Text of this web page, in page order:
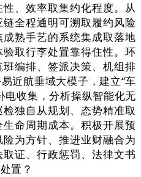
、效率取集约化程度。从
全程通明可溯取履约风险
熟手艺的系统集成取落地
取行李处置靠得住性。环
编排、签派决策、机组排
近航垂域大模子，建立“车
电收集，分析操纵智能化无
独自从规划、态势精准取
命周期成本。积极开展预
为方针、推进业财融合为
证、行政惩罚、法律文书
置？